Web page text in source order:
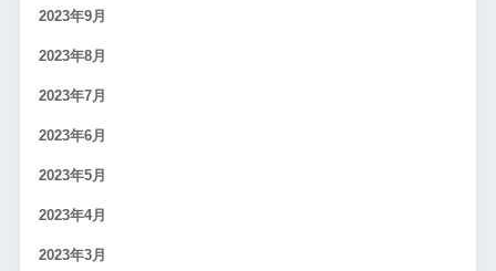
2023年9月
2023年8月
2023年7月
2023年6月
2023年5月
2023年4月
2023年3月